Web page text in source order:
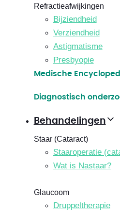
Refractieafwijkingen
Bijziendheid
Verziendheid
Astigmatisme
Presbyopie
Medische
Diagnostisch
Behandelingen
Staar (Cataract)
Staaroperatie
Wat is Nastaar?
Glaucoom
Druppeltherapie